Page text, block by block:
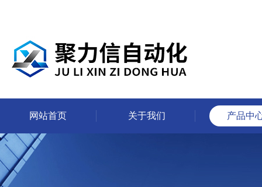
网站首页 关于我们 产品中